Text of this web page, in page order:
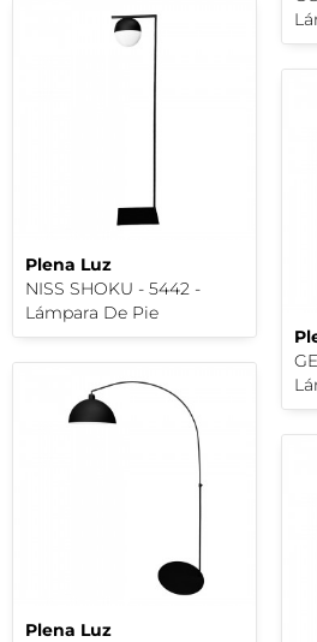
Plena Luz
NISS SHOKU - 5442 -
Lámpara De Pie
Plena Luz